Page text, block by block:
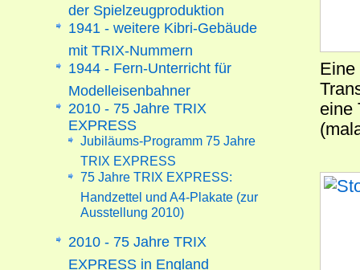
Eine
eine
der Spielzeugproduktion
1941 - weitere Kibri-Gebäude
mit TRIX-Nummern
1944 - Fern-Unterricht für
Modelleisenbahner
2010 - 75 Jahre TRIX
EXPRESS
Jubiläums-Programm 75 Jahre
TRIX EXPRESS
75 Jahre TRIX EXPRESS:
Handzettel und A4-Plakate (zur
Ausstellung 2010)
2010 - 75 Jahre TRIX
EXPRESS in England